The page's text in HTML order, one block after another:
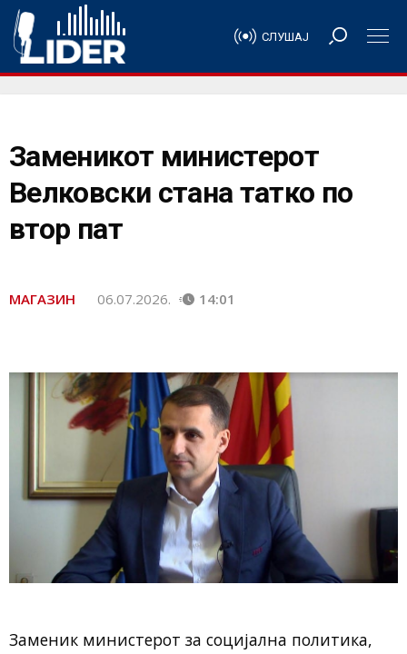
СЛУШАЈ
Заменикот министерот
Велковски стана татко по
втор пат
МАГАЗИН 06.07.2026. 14:01
Заменик министерот за социјална политика,